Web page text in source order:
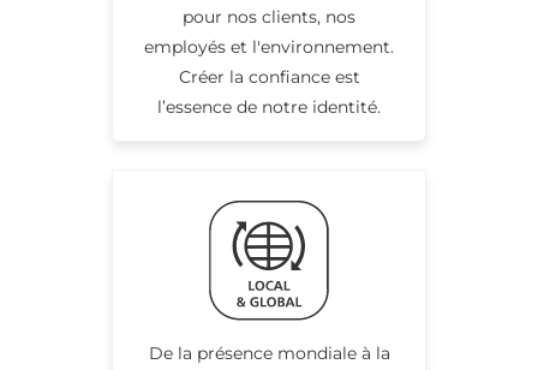
pour nos clients, nos
employés et l'environnement.
Créer la confiance est
l’essence de notre identité.
De la présence mondiale à la